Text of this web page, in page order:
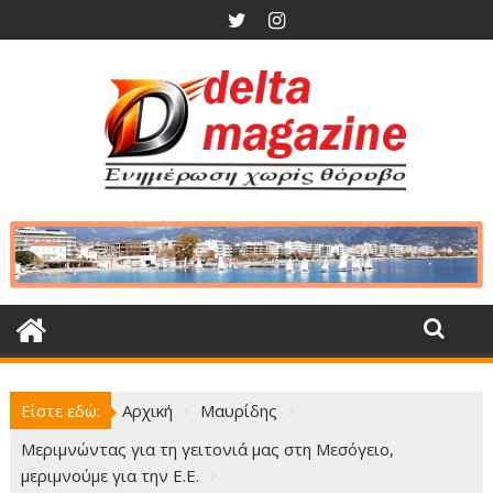
στο
Είστε εδώ: Αρχική
Μαυρίδης
Μεριμνώντας για τη γειτονιά μας στη Μεσόγειο,
μεριμνούμε για την Ε.Ε.